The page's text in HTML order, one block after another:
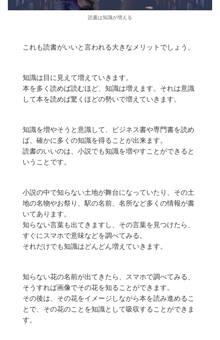
読書は知識が増える
これも読書がいいと言われる大きなメリットでしょう。
知識は目に見えて増えていきます。
本を多く読めば読むほど、知識は増えます。それは意識
して本を読めば驚くほどの勢いで増えていきます。
知識を増やそうと意識して、ビジネス書や専門書を読め
ば、確かに多くの知識を得ることが出来ます。
読書のいいのは、小説でも知識を増やすことができると
いうことです。
小説の中で知らない土地が舞台になっていたり、その土
地の名物やお祭り、駅の名前、名所など多くの情報が書
いてあります。
知らない言葉も出てきますし、その言葉を見つけたら、
すぐにスマホで意味などを調べてみる。
それだけでも知識はどんどん増えていきます。
知らない花の名前が出てきたら、スマホで調べてみる、
そうすれば画像でその花を知ることができます。
その後は、その花をイメージしながら本を読み進めるこ
とで、その花のことを知識として吸収することができま
す。